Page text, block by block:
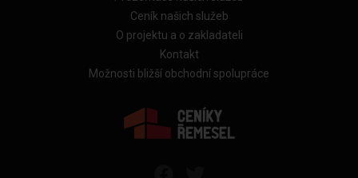
Ceník našich služeb
O projektu a o zakladateli
Kontakt
Možnosti bližší obchodní spolupráce